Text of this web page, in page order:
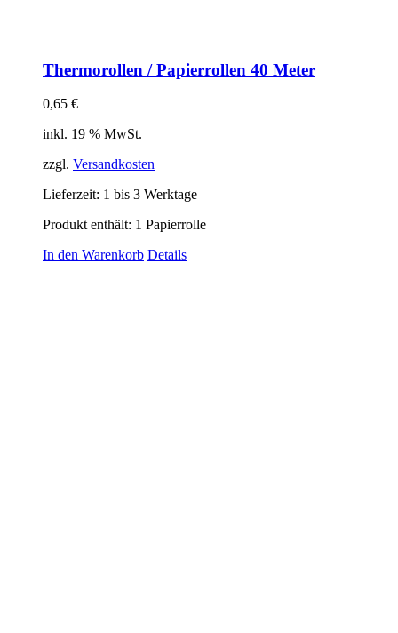
Thermorollen / Papierrollen 40 Meter
0,65 €
inkl. 19 % MwSt.
zzgl. Versandkosten
Lieferzeit: 1 bis 3 Werktage
Produkt enthält: 1 Papierrolle
In den Warenkorb Details